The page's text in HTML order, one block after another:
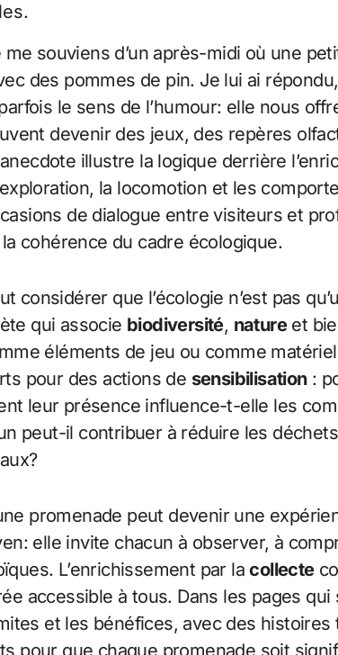
souviens d’un après-midi où une
des pommes de pin. Je lui ai
le sens de l’humour: elle nous
devenir des jeux, des repères
illustre la logique derrière
la locomotion et les
de dialogue entre visiteurs et
cohérence du cadre écologique.
considérer que l’écologie n’est pas
qui associe biodiversité, natureet
éléments de jeu ou comme
pour des actions de sensibilisation:
leur présence influence-t-elle les
peut-il contribuer à réduire les
promenade peut devenir une
elle invite chacun à observer, à
L’enrichissement par lacollecte
accessible à tous. Dans les pages
et les bénéfices, avec des
pour que chaque promenade soit